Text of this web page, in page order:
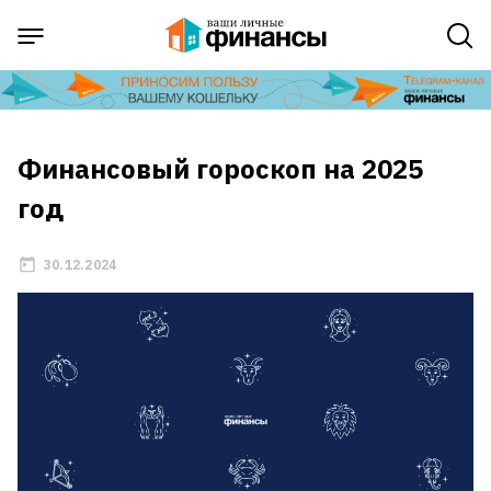
Финансовый гороскоп на 2025
год
30.12.2024